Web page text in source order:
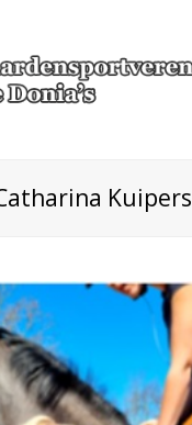
Kuipers